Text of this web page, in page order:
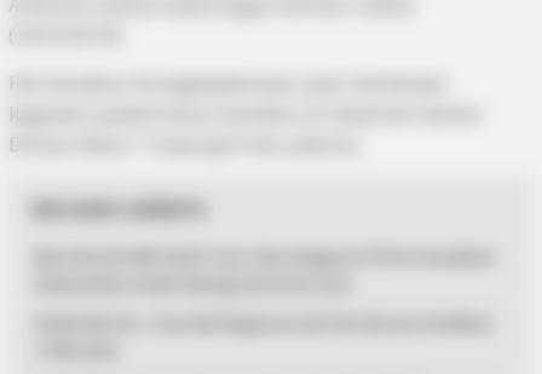
(16/3/2019).
Hal tersebut diungkapkannya saat membuka
kegiatan padat karya tersebut di halaman Kantor